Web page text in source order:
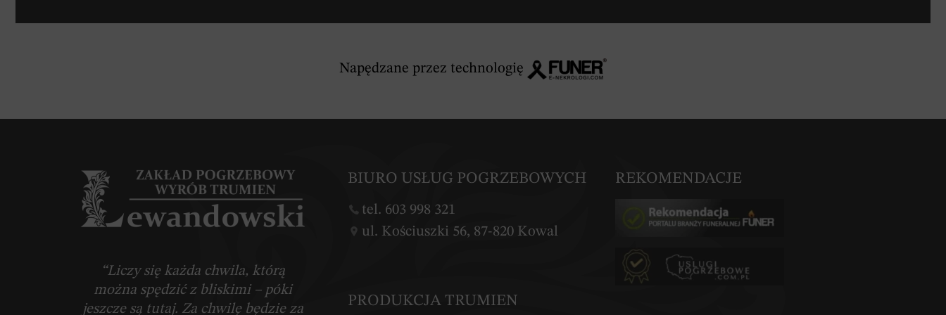
Napędzane przez technologię
“Liczy się każda chwila, którą
można spędzić z bliskimi – póki
jeszcze są tutaj. Za chwilę będzie za
BIURO USŁUG POGRZEBOWYCH
tel. 603 998 321
ul. Kościuszki 56, 87-820 Kowal
PRODUKCJA TRUMIEN
REKOMENDACJE